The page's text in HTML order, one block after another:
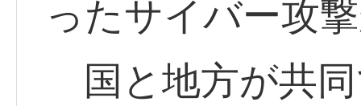
ったサイバー攻
国と地方が共